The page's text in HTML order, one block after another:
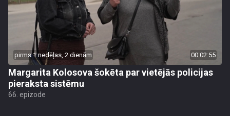
pirms 1 nedēļas, 2 dienām 00:02:55
Margarita Kolosova šokēta par vietējās policijas
pieraksta sistēmu
66. epizode